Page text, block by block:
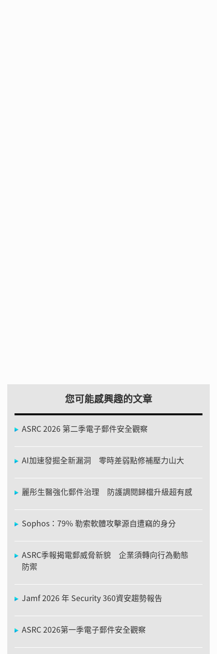
您可能感興趣的文章
ASRC 2026 第二季電子郵件安全觀察
AI加速發掘全新漏洞 零時差弱點修補壓力山大
麗彤生醫強化郵件治理 防護調閱歸檔升級超有感
Sophos：79% 勒索軟體攻擊源自遭竊的身分
ASRC季報揭電郵威脅新貌 企業須轉向行為動態
防禦
Jamf 2026 年 Security 360資安趨勢報告
ASRC 2026第一季電子郵件安全觀察